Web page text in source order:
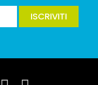
ISCRIVITI